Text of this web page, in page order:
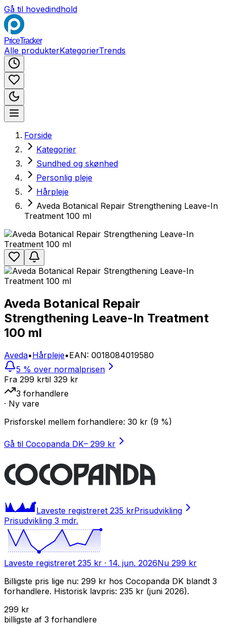
Gå til hovedindhold
PriceTracker
Alle produkterKategorierTrends
Forside
Kategorier
Sundhed og skønhed
Personlig pleje
Hårpleje
Aveda Botanical Repair Strengthening Leave-In
Treatment 100 ml
Aveda Botanical Repair
Strengthening Leave-In Treatment
100 ml
Aveda•Hårpleje•EAN: 0018084019580
5 % over normalprisen
Fra 299 krtil 329 kr
3 forhandlere
· Ny vare
Prisforskel mellem forhandlere: 30 kr (9 %)
Gå til Cocopanda DK– 299 kr
Laveste registreret 235 krPrisudvikling
Prisudvikling 3 mdr.
Laveste registreret 235 kr · 14. jun. 2026Nu 299 kr
Billigste pris lige nu: 299 kr hos Cocopanda DK blandt 3
forhandlere. Historisk lavpris: 235 kr (juni 2026).
299 kr
billigste af 3 forhandlere